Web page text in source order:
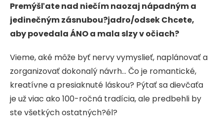
Premýšľate nad niečím naozaj nápadným a
jedinečným zásnubou?jadro/odsek Chcete,
aby povedala ÁNO a mala slzy v očiach?
Vieme, aké môže byť nervy vymyslieť, naplánovať a
zorganizovať dokonalý návrh… Čo je romantické,
kreatívne a presiaknuté láskou? Pýtať sa dievčaťa
je už viac ako 100-ročná tradícia, ale predbehli by
ste všetkých ostatných?él?